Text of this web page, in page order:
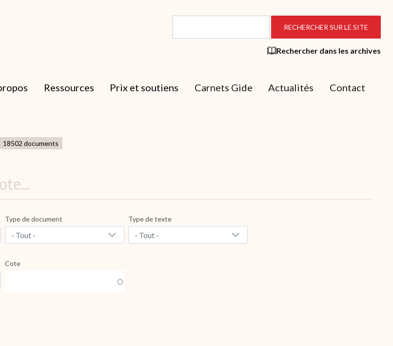
Rechercher dans les archives
Ressources Prix et soutiens Carnets Gide Actualités Contact
18502 documents
Type de document
- Tout -
Type de texte
- Tout -
Cote